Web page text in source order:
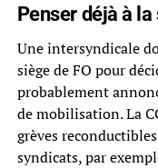
Penser déjà à la
Une intersyndicale
siège de FO pour
probablement
de mobilisation. La
grèves
syndicats, par